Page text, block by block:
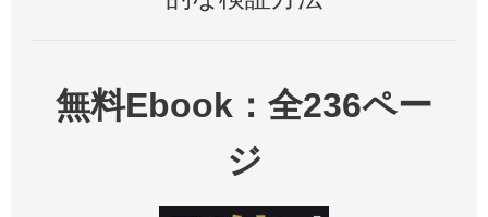
無料Ebook：全236ペー
ジ